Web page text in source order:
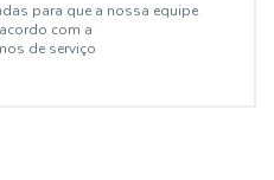
para que a nossa equipe
com a
de serviço